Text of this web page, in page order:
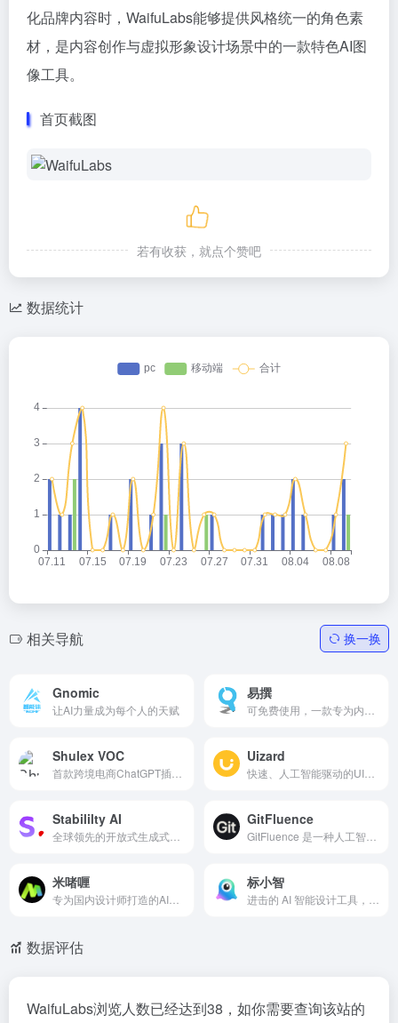
化品牌内容时，WaifuLabs能够提供风格统一的角色素
材，是内容创作与虚拟形象设计场景中的一款特色AI图
像工具。
首页截图
若有收获，就点个赞吧
数据统计
相关导航 换一换
Gnomic
让AI力量成为每个人的天赋
易撰
Shulex VOC Uizard
Stabililty AI GitFluence
米啫喱 标小智
数据评估
WaifuLabs浏览人数已经达到38，如你需要查询该站的